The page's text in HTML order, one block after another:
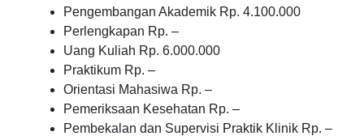
Pengembangan Akademik Rp. 4.100.000
Perlengkapan Rp. –
Uang Kuliah Rp. 6.000.000
Praktikum Rp. –
Orientasi Mahasiwa Rp. –
Pemeriksaan Kesehatan Rp. –
Pembekalan dan Supervisi Praktik Klinik Rp. –